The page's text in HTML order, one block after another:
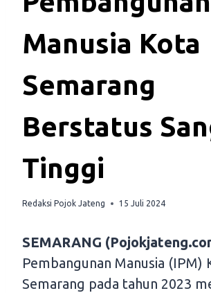
Manusia Kota
Semarang
Berstatus
Tinggi
Redaksi Pojok Jateng 15 Juli 2024
SEMARANG
Pembangunan Manusia (IPM)
Semarang pada tahun 2023